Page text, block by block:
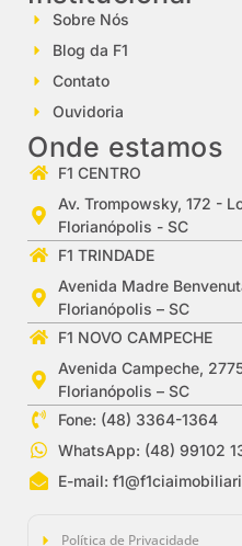
Sobre Nós
Blog da F1
Contato
Ouvidoria
Onde estamos
F1 CENTRO
Av. Trompowsky, 172 -
Florianópolis - SC
F1 TRINDADE
Avenida Madre
Florianópolis – SC
F1 NOVO CAMPECHE
Avenida Campeche,
Florianópolis – SC
Fone: (48) 3364-1364
WhatsApp: (48) 99102
E-mail:
Política de Privacidade